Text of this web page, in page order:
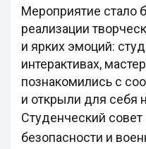
Мероприятие стало
реализации
и ярких эмоций:
интерактивах,
познакомились с
и открыли для себя
Студенческий
безопасности и